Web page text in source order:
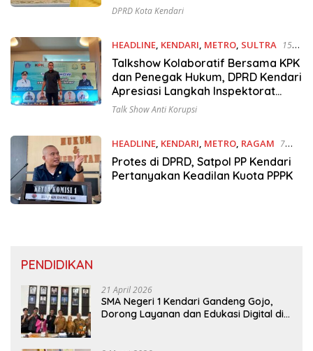
DPRD Kota Kendari
HEADLINE, KENDARI, METRO, SULTRA
15
Oktober 2024
Talkshow Kolaboratif Bersama KPK
dan Penegak Hukum, DPRD Kendari
Apresiasi Langkah Inspektorat
dalam Cegah Korupsi
Talk Show Anti Korupsi
HEADLINE, KENDARI, METRO, RAGAM 7
Oktober 2024
Protes di DPRD, Satpol PP Kendari
Pertanyakan Keadilan Kuota PPPK
PENDIDIKAN
21 April 2026
SMA Negeri 1 Kendari Gandeng Gojo,
Dorong Layanan dan Edukasi Digital di